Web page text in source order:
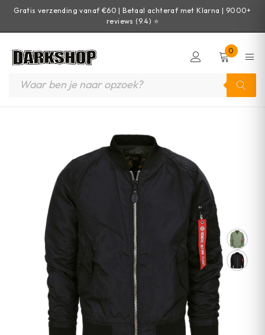
Gratis verzending vanaf €60 | Betaal achteraf met Klarna | 9000+
reviews (9.4) ⭐
0